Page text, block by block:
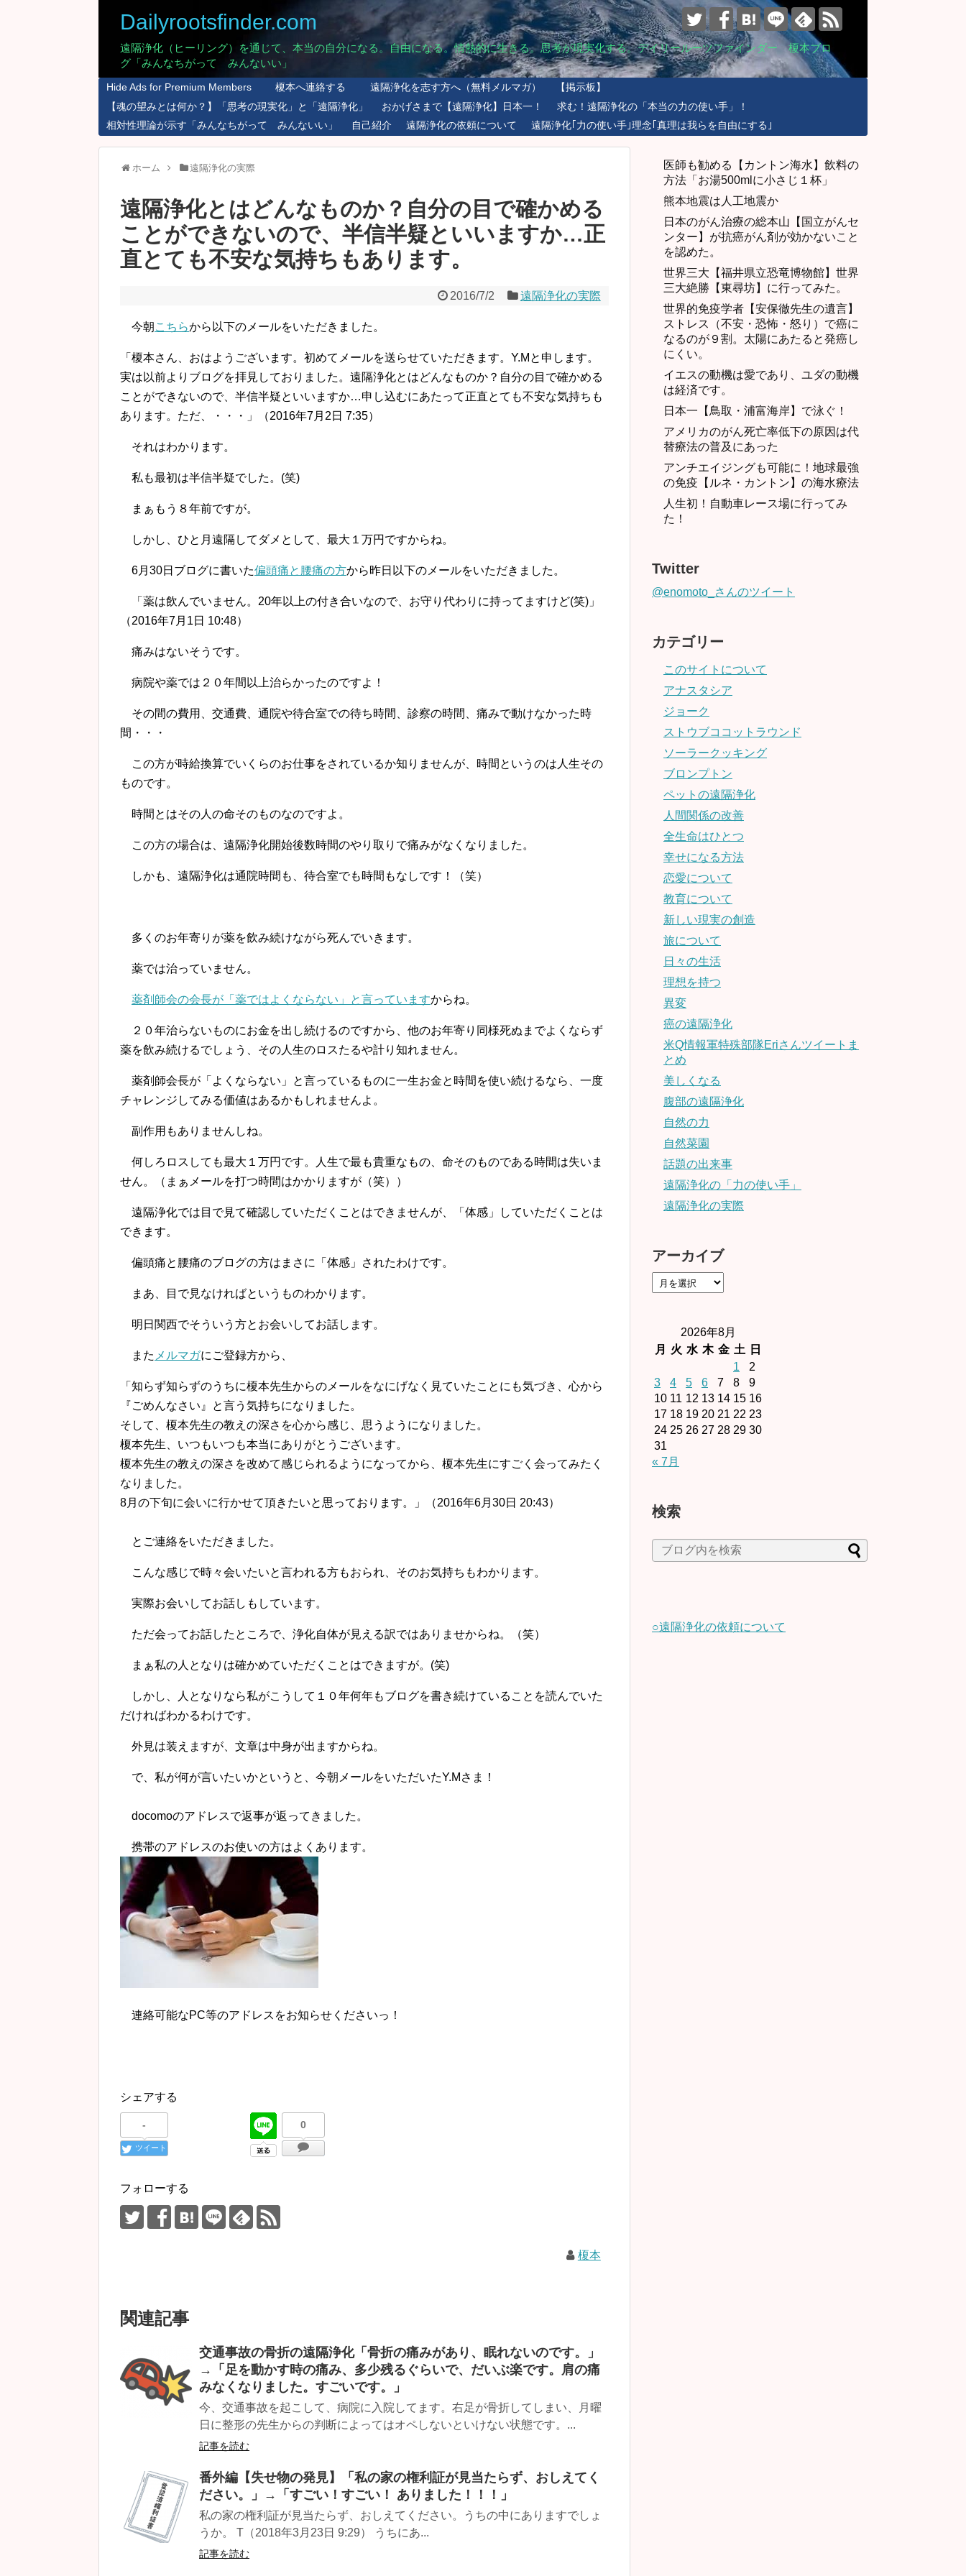
Dailyrootsfinder.com
遠隔浄化（ヒーリング）を通じて、本当の自分になる。自由になる。情熱的に生きる。思考が現実化する。デイリールーツファインダー 榎本ブロ
グ「みんなちがって みんないい」
Hide Ads for Premium Members 榎本へ連絡する 遠隔浄化を志す方へ（無料メルマガ）
【掲示板】
【魂の望みとは何か？】「思考の現実化」と「遠隔浄化」
おかげさまで【遠隔浄化】日本一！
求む！遠隔浄化の「本当の力の使い手」！
相対性理論が示す「みんなちがって みんないい」
自己紹介 遠隔浄化の依頼について 遠隔浄化｢力の使い手｣理念｢真理は我らを自由にする｣
ホーム 遠隔浄化の実際
遠隔浄化とはどんなものか？自分の目で確かめる
ことができないので、半信半疑といいますか…正
直とても不安な気持ちもあります。
2016/7/2 遠隔浄化の実際
今朝こちらから以下のメールをいただきました。
「榎本さん、おはようございます。初めてメールを送らせていただきます。Y.Mと申します。
実は以前よりブログを拝見しておりました。遠隔浄化とはどんなものか？自分の目で確かめる
ことができないので、半信半疑といいますか…申し込むにあたって正直とても不安な気持ちも
あります。ただ、・・・」（2016年7月2日 7:35）
それはわかります。
私も最初は半信半疑でした。(笑)
まぁもう８年前ですが。
しかし、ひと月遠隔してダメとして、最大１万円ですからね。
6月30日ブログに書いた偏頭痛と腰痛の方から昨日以下のメールをいただきました。
「薬は飲んでいません。20年以上の付き合いなので、お守り代わりに持ってますけど(笑)」
（2016年7月1日 10:48）
痛みはないそうです。
病院や薬では２０年間以上治らかったのですよ！
その間の費用、交通費、通院や待合室での待ち時間、診察の時間、痛みで動けなかった時
間・・・
この方が時給換算でいくらのお仕事をされているか知りませんが、時間というのは人生その
ものです。
時間とはその人の命そのものなのですよ。
この方の場合は、遠隔浄化開始後数時間のやり取りで痛みがなくなりました。
しかも、遠隔浄化は通院時間も、待合室でも時間もなしです！（笑）
多くのお年寄りが薬を飲み続けながら死んでいきます。
薬では治っていません。
薬剤師会の会長が「薬ではよくならない」と言っていますからね。
２０年治らないものにお金を出し続けるのですから、他のお年寄り同様死ぬまでよくならず
薬を飲み続けるでしょう、その人生のロスたるや計り知れません。
薬剤師会長が「よくならない」と言っているものに一生お金と時間を使い続けるなら、一度
チャレンジしてみる価値はあるかもしれませんよ。
副作用もありませんしね。
何しろロスしても最大１万円です。人生で最も貴重なもの、命そのものである時間は失いま
せん。（まぁメールを打つ時間はかかりますが（笑））
遠隔浄化では目で見て確認していただくことはできませんが、「体感」していただくことは
できます。
偏頭痛と腰痛のブログの方はまさに「体感」されたわけです。
まあ、目で見なければというものわかります。
明日関西でそういう方とお会いしてお話します。
また メルマガにご登録方から、
「知らず知らずのうちに榎本先生からのメールをなにげなく見ていたことにも気づき、心から
『ごめんなさい』と言う気持ちになりました。
そして、榎本先生の教えの深さを心から感じ、思うようになりました。
榎本先生、いつもいつも本当にありがとうございます。
榎本先生の教えの深さを改めて感じられるようになってから、榎本先生にすごく会ってみたく
なりました。
8月の下旬に会いに行かせて頂きたいと思っております。」（2016年6月30日 20:43）
とご連絡をいただきました。
こんな感じで時々会いたいと言われる方もおられ、そのお気持ちもわかります。
実際お会いしてお話しもしています。
ただ会ってお話したところで、浄化自体が見える訳ではありませからね。（笑）
まぁ私の人となりは確かめていただくことはできますが。(笑)
しかし、人となりなら私がこうして１０年何年もブログを書き続けていることを読んでいた
だければわかるわけです。
外見は装えますが、文章は中身が出ますからね。
で、私が何が言いたいかというと、今朝メールをいただいたY.Mさま！
docomoのアドレスで返事が返ってきました。
携帯のアドレスのお使いの方はよくあります。
連絡可能なPC等のアドレスをお知らせくださいっ！
シェアする
-
ツイート
0
フォローする
榎本
関連記事
交通事故の骨折の遠隔浄化「骨折の痛みがあり、眠れないのです。」
→「足を動かす時の痛み、多少残るぐらいで、だいぶ楽です。肩の痛
みなくなりました。すごいです。」
今、交通事故を起こして、病院に入院してます。右足が骨折してしまい、月曜
日に整形の先生からの判断によってはオペしないといけない状態です。...
記事を読む
番外編【失せ物の発見】「私の家の権利証が見当たらず、おしえてく
ださい。」→「すごい！すごい！ ありました！！！」
私の家の権利証が見当たらず、おしえてください。うちの中にありますでしょ
うか。 T（2018年3月23日 9:29） うちにあ...
記事を読む
医師も勧める【カントン海水】飲料の
方法「お湯500mlに小さじ１杯」
熊本地震は人工地震か
日本のがん治療の総本山【国立がんセ
ンター】が抗癌がん剤が効かないこと
を認めた。
世界三大【福井県立恐竜博物館】世界
三大絶勝【東尋坊】に行ってみた。
世界的免疫学者【安保徹先生の遺言】
ストレス（不安・恐怖・怒り）で癌に
なるのが９割。太陽にあたると発癌し
にくい。
イエスの動機は愛であり、ユダの動機
は経済です。
日本一【鳥取・浦富海岸】で泳ぐ！
アメリカのがん死亡率低下の原因は代
替療法の普及にあった
アンチエイジングも可能に！地球最強
の免疫【ルネ・カントン】の海水療法
人生初！自動車レース場に行ってみ
た！
Twitter
@enomoto_さんのツイート
カテゴリー
このサイトについて
アナスタシア
ジョーク
ストウブココットラウンド
ソーラークッキング
ブロンプトン
ペットの遠隔浄化
人間関係の改善
全生命はひとつ
幸せになる方法
恋愛について
教育について
新しい現実の創造
旅について
日々の生活
理想を持つ
異変
癌の遠隔浄化
米Q情報軍特殊部隊Eriさんツイートま
とめ
美しくなる
腹部の遠隔浄化
自然の力
自然菜園
話題の出来事
遠隔浄化の「力の使い手」
遠隔浄化の実際
アーカイブ
2026年8月
月
火 水 木 金 土
日
1
2
3
4 5 6 7 8
9
10 11 12 13 14 15 16
17 18 19 20 21 22 23
24 25 26 27 28 29 30
31
« 7月
検索
○遠隔浄化の依頼について